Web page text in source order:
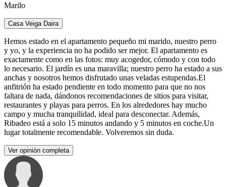
Marilo
Casa Veiga Daira
Hemos estado en el apartamento pequeño mi marido, nuestro perro
y yo, y la experiencia no ha podido ser mejor. El apartamento es
exactamente como en las fotos: muy acogedor, cómodo y con todo
lo necesario. El jardín es una maravilla; nuestro perro ha estado a sus
anchas y nosotros hemos disfrutado unas veladas estupendas.El
anfitrión ha estado pendiente en todo momento para que no nos
faltara de nada, dándonos recomendaciones de sitios para visitar,
restaurantes y playas para perros. En los alrededores hay mucho
campo y mucha tranquilidad, ideal para desconectar. Además,
Ribadeo está a solo 15 minutos andando y 5 minutos en coche.Un
lugar totalmente recomendable. Volveremos sin duda.
Ver opinión completa